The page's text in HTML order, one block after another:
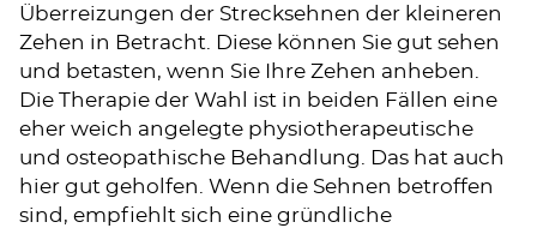
Überreizungen der Strecksehnen der kleineren
Zehen in Betracht. Diese können Sie gut sehen
und betasten, wenn Sie Ihre Zehen anheben.
Die Therapie der Wahl ist in beiden Fällen eine
eher weich angelegte physiotherapeutische
und osteopathische Behandlung. Das hat auch
hier gut geholfen. Wenn die Sehnen betroffen
sind, empfiehlt sich eine gründliche